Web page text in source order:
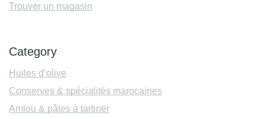
Trouver un magasin
Category
Huiles d’olive
Conserves & spécialités marocaines
Amlou & pâtes à tartiner